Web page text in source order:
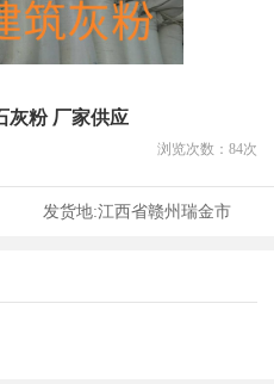
灰粉 厂家供应
浏览次数： 84次
发货地:江西省赣州瑞金市